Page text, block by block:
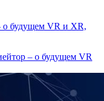
о будущем VR и XR,
– о будущем VR